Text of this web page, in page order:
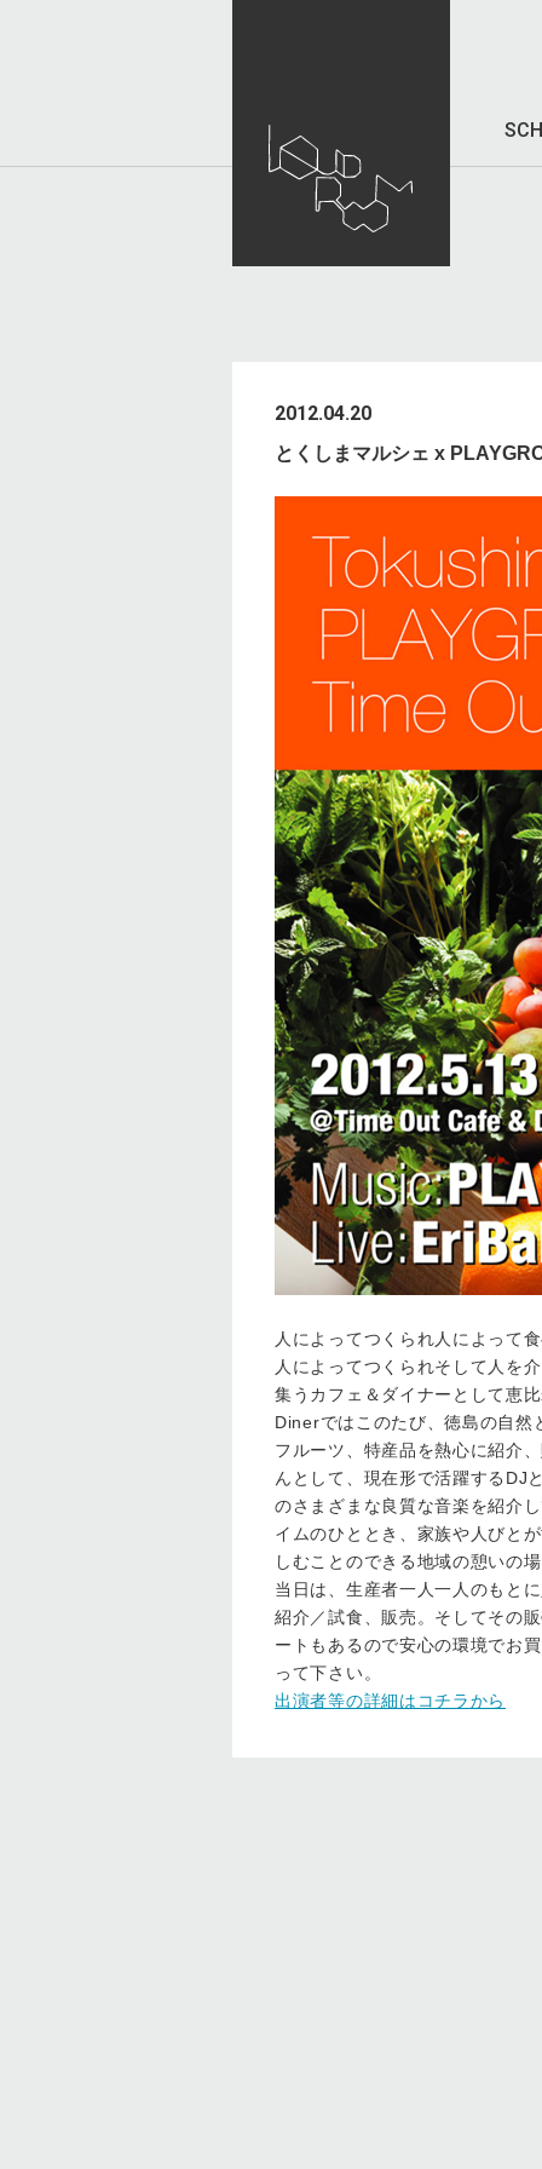
2012.04.20
とくしまマルシェ x
人によってつくられ人によって
人によってつくられそして人を
集うカフェ＆ダイナーとして恵
Dinerではこのたび、徳島の自然
フルーツ、特産品を熱心に紹介
んとして、現在形で活躍するDJ
のさまざまな良質な音楽を紹介
イムのひととき、家族や人びと
しむことのできる地域の憩いの
当日は、生産者一人一人のもと
紹介／試食、販売。そしてその
ートもあるので安心の環境でお
って下さい。
出演者等の詳細はコチラから